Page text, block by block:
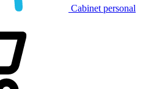
Cabinet personal